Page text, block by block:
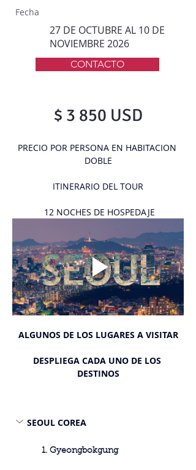
Fecha
27 DE OCTUBRE AL 10 DE
NOVIEMBRE 2026
CONTACTO
SE PARTE DE LA FAMILIA NEWTRAVEL
$ 3 850 USD
PRECIO POR PERSONA EN HABITACION
DOBLE
ITINERARIO DEL TOUR
12 NOCHES DE HOSPEDAJE
ALGUNOS DE LOS LUGARES A VISITAR
DESPLIEGA CADA UNO DE LOS
DESTINOS
SEOUL COREA
1. Gyeongbokgung